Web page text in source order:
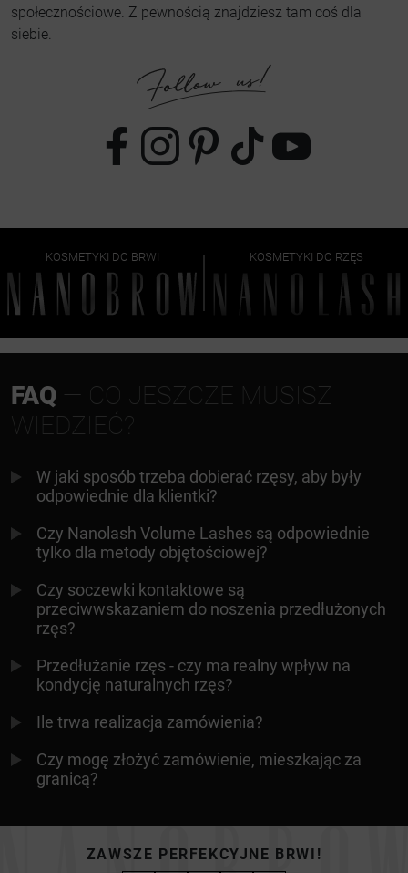
społecznościowe. Z pewnością znajdziesz tam coś dla
siebie.
KOSMETYKI DO BRWI KOSMETYKI DO RZĘS
FAQ — CO JESZCZE MUSISZ
WIEDZIEĆ?
W jaki sposób trzeba dobierać rzęsy, aby były
odpowiednie dla klientki?
Czy Nanolash Volume Lashes są odpowiednie
tylko dla metody objętościowej?
Czy soczewki kontaktowe są
przeciwwskazaniem do noszenia przedłużonych
rzęs?
Przedłużanie rzęs - czy ma realny wpływ na
kondycję naturalnych rzęs?
Ile trwa realizacja zamówienia?
Czy mogę złożyć zamówienie, mieszkając za
granicą?
ZAWSZE PERFEKCYJNE BRWI!